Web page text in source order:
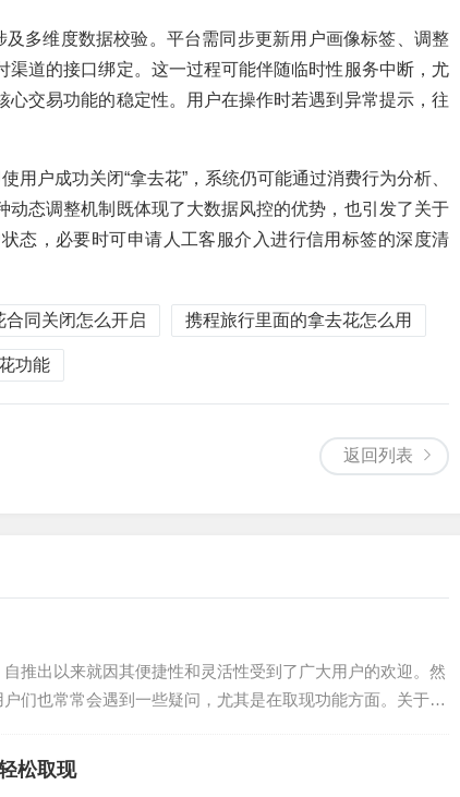
及多维度数据校验。平台需同步更新用户画像标签、调整
道的接口绑定。这一过程可能伴随临时性服务中断，尤
交易功能的稳定性。用户在操作时若遇到异常提示，往
用户成功关闭“拿去花”，系统仍可能通过消费行为分析、
态调整机制既体现了大数据风控的优势，也引发了关于
态，必要时可申请人工客服介入进行信用标签的深度清
合同关闭怎么开启 携程旅行里面的拿去花怎么用
功能
返回列表
推出以来就因其便捷性和灵活性受到了广大用户的欢迎。然
们也常常会遇到一些疑问，尤其是在取现功能方面。关于
松取现